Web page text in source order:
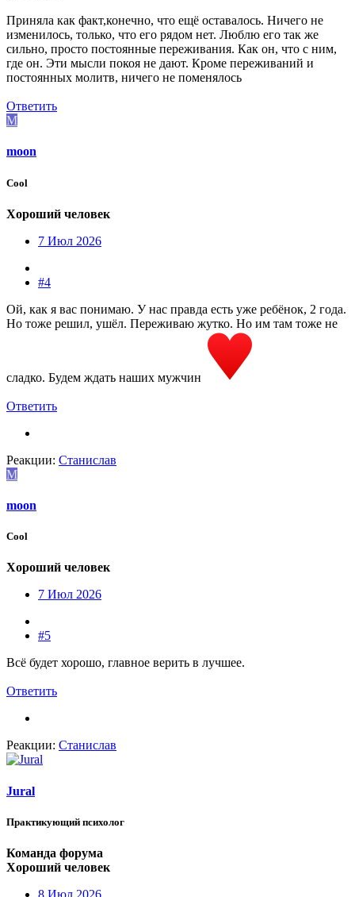
Приняла как факт,конечно, что ещё оставалось. Ничего не
изменилось, только, что его рядом нет. Люблю его так же
сильно, просто постоянные переживания. Как он, что с ним,
где он. Эти мысли покоя не дают. Кроме переживаний и
постоянных молитв, ничего не поменялось
Ответить
M
moon
Cool
Хороший человек
7 Июл 2026
#4
Ой, как я вас понимаю. У нас правда есть уже ребёнок, 2 года.
Но тоже решил, ушёл. Переживаю жутко. Но им там тоже не
сладко. Будем ждать наших мужчин
Ответить
Реакции: Станислав
M
moon
Cool
Хороший человек
7 Июл 2026
#5
Всё будет хорошо, главное верить в лучшее.
Ответить
Реакции: Станислав
Jural
Практикующий психолог
Команда форума
Хороший человек
8 Июл 2026